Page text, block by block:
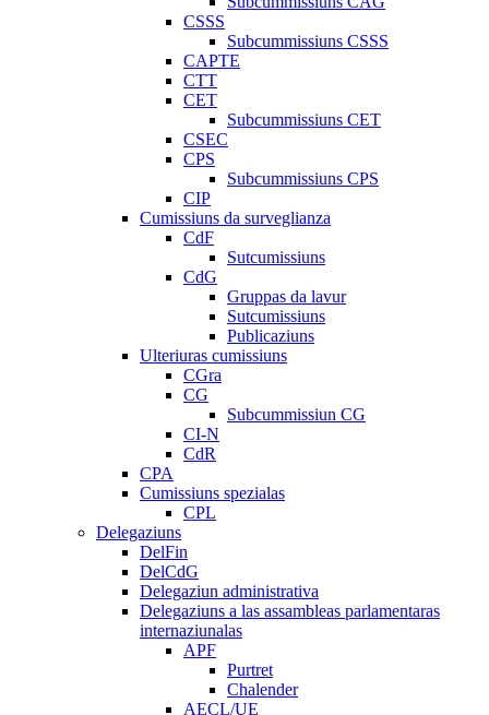
CSSS
Subcummissiuns CSSS
CAPTE
CTT
CET
Subcummissiuns CET
CSEC
CPS
Subcummissiuns CPS
CIP
Cumissiuns da surveglianza
CdF
Sutcumissiuns
CdG
Gruppas da lavur
Sutcumissiuns
Publicaziuns
Ulteriuras cumissiuns
CGra
CG
Subcummissiun CG
CI-N
CdR
CPA
Cumissiuns spezialas
CPL
Delegaziuns
DelFin
DelCdG
Delegaziun administrativa
Delegaziuns a las assambleas parlamentaras
internaziunalas
APF
Purtret
Chalender
AECL/UE